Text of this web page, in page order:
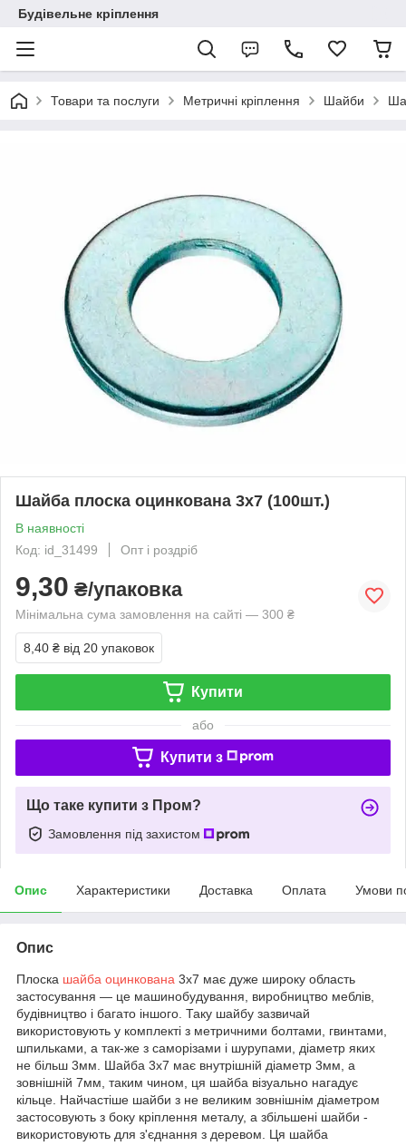
Будівельне кріплення
Товари та послуги Метричні кріплення Шайби
Шайба плоска оцинкована 3х7 (100шт.)
В наявності
Код: id_31499
Опт і роздріб
9,30 ₴/упаковка
Мінімальна сума замовлення на сайті — 300 ₴
8,40 ₴ від 20 упаковок
Купити
або
Купити з
Що таке купити з Пром?
Замовлення під захистом
Опис Характеристики Доставка Оплата Умови
Опис
Плоска шайба оцинкована 3х7 має дуже широку область
застосування ― це машинобудування, виробництво меблів,
будівництво і багато іншого. Таку шайбу зазвичай
використовують у комплекті з метричними болтами, гвинтами,
шпильками, а так-же з саморізами і шурупами, діаметр яких
не більш 3мм. Шайба 3х7 має внутрішній діаметр 3мм, а
зовнішній 7мм, таким чином, ця шайба візуально нагадує
кільце. Найчастіше шайби з не великим зовнішнім діаметром
застосовують з боку кріплення металу, а збільшені шайби -
використовують для з'єднання з деревом. Ця шайба